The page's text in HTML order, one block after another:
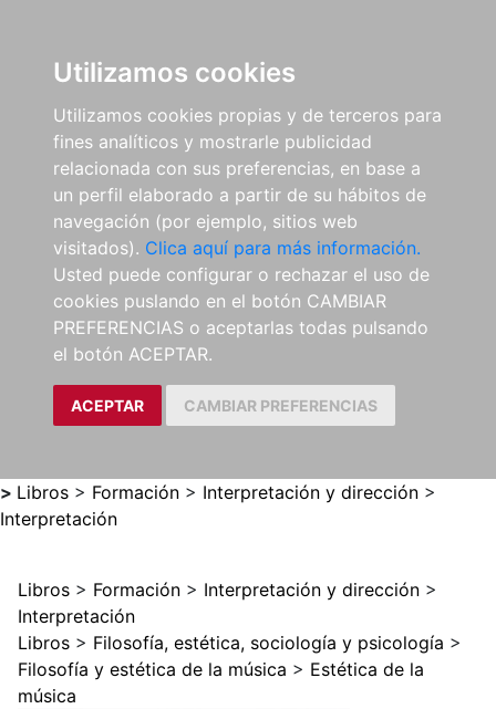
Utilizamos cookies
Utilizamos cookies propias y de terceros para
fines analíticos y mostrarle publicidad
relacionada con sus preferencias, en base a
un perfil elaborado a partir de su hábitos de
navegación (por ejemplo, sitios web
visitados). Clica aquí para más información.
Usted puede configurar o rechazar el uso de
cookies puslando en el botón CAMBIAR
PREFERENCIAS o aceptarlas todas pulsando
el botón ACEPTAR.
ACEPTAR CAMBIAR PREFERENCIAS
> Libros > Formación > Interpretación y dirección >
Interpretación
Libros > Formación > Interpretación y dirección >
Interpretación
Libros > Filosofía, estética, sociología y psicología >
Filosofía y estética de la música > Estética de la
música